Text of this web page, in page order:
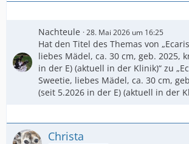
Nachteule 28. Mai 2026 um 16:25
Hat den Titel des Themas von
liebes Mädel, ca. 30 cm, geb. 2025,
in der E) (aktuell in der Klinik)“ zu
Sweetie, liebes Mädel, ca. 30 cm,
(seit 5.2026 in der E) (aktuell in der
Christa